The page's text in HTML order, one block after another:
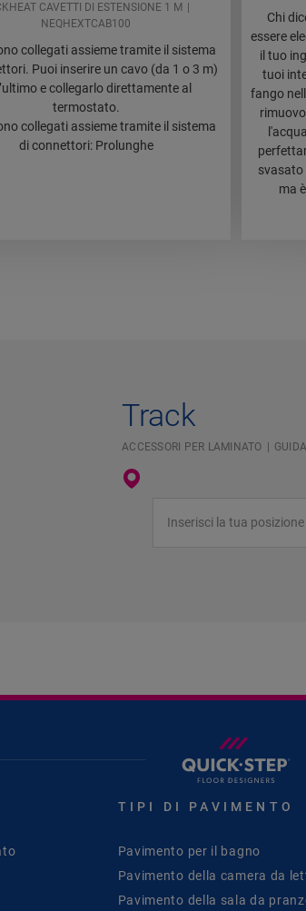
CAVETTI DI ESTENSIONE 1 M
NEQHEXTCAB100
collegati assieme tramite il sistema
Puoi inserire un cavo (da 1 o 3 m)
e collegarlo direttamente al
termostato.
collegati assieme tramite il sistema
di connettori: Prolunghe
Chi
essere
il tuo
tuoi
fango
svasato
ma
Track
ACCESSORI PER LAMINATO GUIDA
TIPI DI PAVIMENTO
Pavimento per il bagno
Pavimento della camera da
Pavimento della sala da